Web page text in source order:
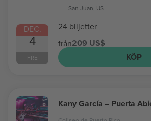
DEC.
4
FRE
San Juan, US
24 biljetter
från209 US$
KÖP
Kany García – Puerta